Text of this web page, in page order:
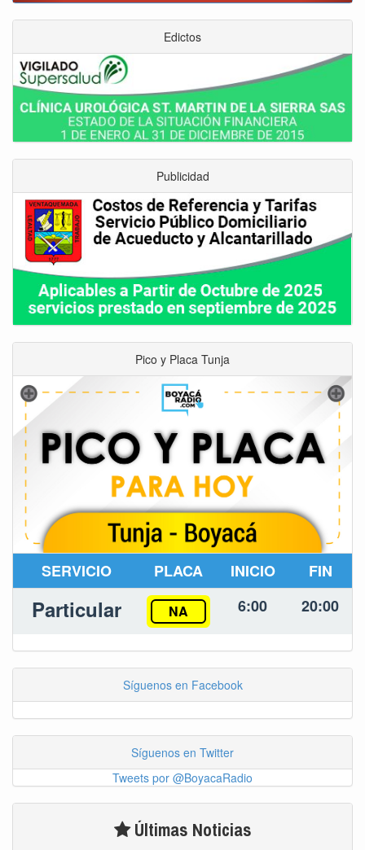
Edictos
Publicidad
Pico y Placa Tunja
SERVICIO PLACA INICIO FIN
Particular NA 6:00 20:00
Síguenos en Facebook
Síguenos en Twitter
Tweets por @BoyacaRadio
Últimas Noticias